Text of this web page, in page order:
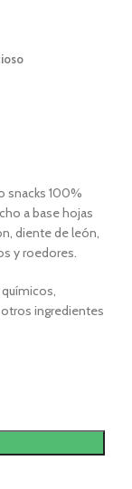
snacks 100%
a base hojas
diente de león,
y roedores.
ingredientes